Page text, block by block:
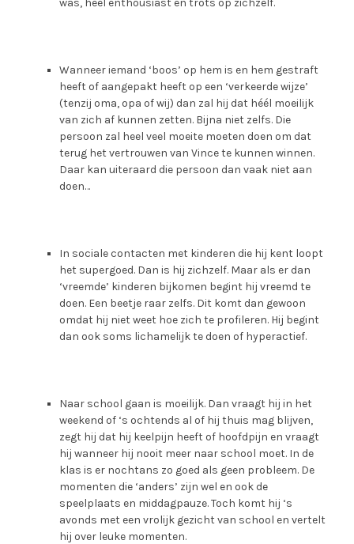
Wanneer iemand ‘boos’ op hem is en hem gestraft
heeft of aangepakt heeft op een ‘verkeerde wijze’
(tenzij oma, opa of wij) dan zal hij dat héél moeilijk
van zich af kunnen zetten. Bijna niet zelfs. Die
persoon zal heel veel moeite moeten doen om dat
terug het vertrouwen van Vince te kunnen winnen.
Daar kan uiteraard die persoon dan vaak niet aan
doen…
In sociale contacten met kinderen die hij kent loopt
het supergoed. Dan is hij zichzelf. Maar als er dan
‘vreemde’ kinderen bijkomen begint hij vreemd te
doen. Een beetje raar zelfs. Dit komt dan gewoon
omdat hij niet weet hoe zich te profileren. Hij begint
dan ook soms lichamelijk te doen of hyperactief.
Naar school gaan is moeilijk. Dan vraagt hij in het
weekend of ‘s ochtends al of hij thuis mag blijven,
zegt hij dat hij keelpijn heeft of hoofdpijn en vraagt
hij wanneer hij nooit meer naar school moet. In de
klas is er nochtans zo goed als geen probleem. De
momenten die ‘anders’ zijn wel en ook de
speelplaats en middagpauze. Toch komt hij ‘s
avonds met een vrolijk gezicht van school en vertelt
hij over leuke momenten.